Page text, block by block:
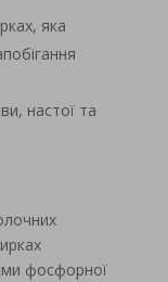
яка
настої та
фосфорної